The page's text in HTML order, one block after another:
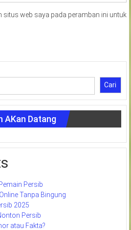
situs web saya pada peramban ini untuk
Cari
AKan Datang
Persib
Tanpa Bingung
2025
Persib
atau Fakta?